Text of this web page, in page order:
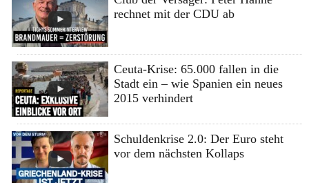
rechnet mit der CDU ab
Ceuta-Krise: 65.000 fallen in die
Stadt ein – wie Spanien ein neues
2015 verhindert
Schuldenkrise 2.0: Der Euro steht
vor dem nächsten Kollaps